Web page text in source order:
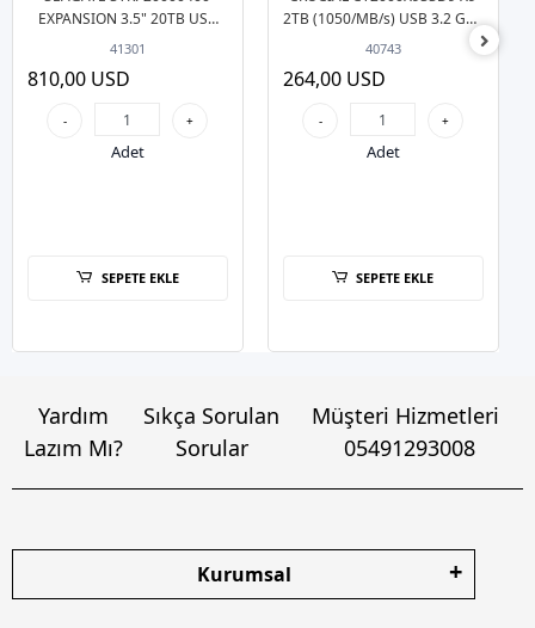
EXPANSION 3.5" 20TB USB
3.0 Siyah Taşınabilir Harddisk
41301
810,00 USD
- +
Adet
SEPETE EKLE
2TB (1050/MB/s) USB 3.2 Gen
2 (Kutusuz) Siyah Taşınabilir
40743
264,00 USD
- +
Adet
SEPETE EKLE
Yardım
Lazım Mı?
Sıkça Sorulan
Sorular
Müşteri Hizmetleri
05491293008
Kurumsal